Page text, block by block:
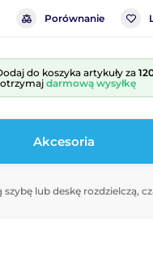
Porównanie
do koszyka artykuły za
darmową wysyłkę
Akcesoria
lub deskę rozdzielczą,